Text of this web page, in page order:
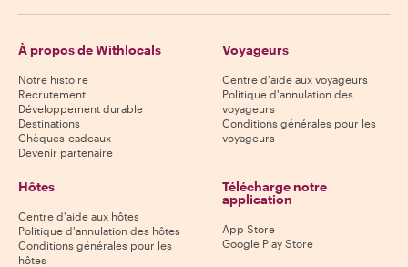
À propos de Withlocals
Notre histoire
Recrutement
Développement durable
Destinations
Chèques-cadeaux
Devenir partenaire
Voyageurs
Centre d'aide aux voyageurs
Politique d'annulation des
voyageurs
Conditions générales pour les
voyageurs
Hôtes
Centre d'aide aux hôtes
Politique d'annulation des hôtes
Conditions générales pour les
hôtes
Télécharge notre
application
App Store
Google Play Store